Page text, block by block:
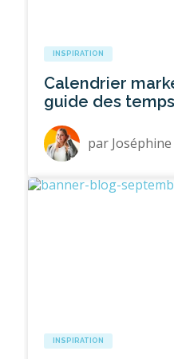
INSPIRATION
Calendrier
guide des
par
INSPIRATION